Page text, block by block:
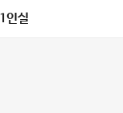
인실